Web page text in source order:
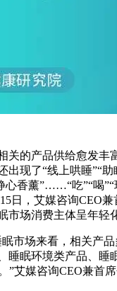
的产品供给愈发丰
出现了“线上哄睡”“助
心香薰”……“吃”“喝”“
日，艾媒咨询CEO
市场消费主体呈年轻
场来看，相关产品
睡眠环境类产品、睡
”艾媒咨询CEO兼首席